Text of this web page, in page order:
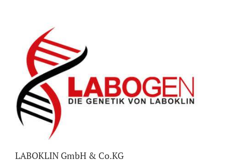
LABOKLIN GmbH & Co.KG